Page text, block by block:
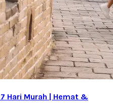
Hari Murah | Hemat &